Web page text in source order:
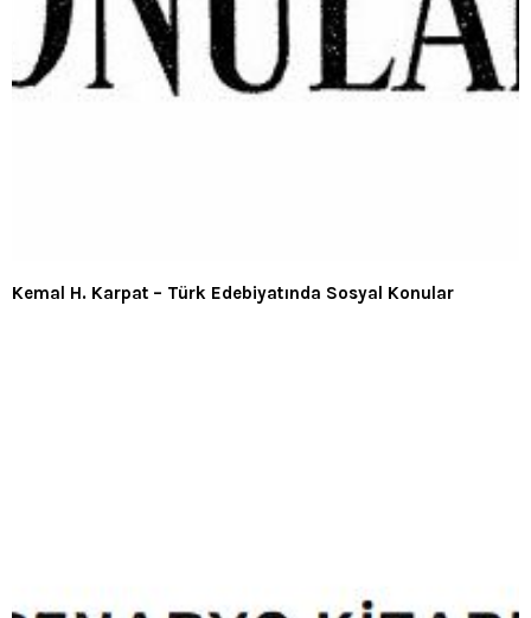
Kemal H. Karpat – Türk Edebiyatında Sosyal Konular